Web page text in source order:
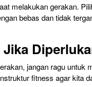
melakukan gerakan.
bebas dan tidak
jangan ragu untuk
fitness agar kita